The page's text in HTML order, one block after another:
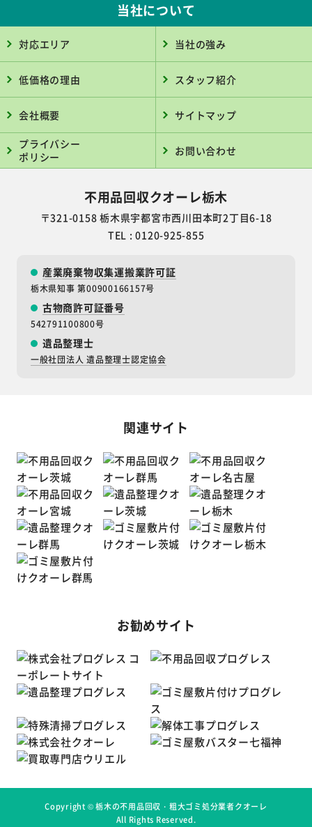
当社について
対応エリア 当社の強み
低価格の理由 スタッフ紹介
会社概要 サイトマップ
プライバシー
ポリシー
お問い合わせ
不用品回収クオーレ栃木
〒321-0158 栃木県宇都宮市西川田本町2丁目6-18
TEL : 0120-925-855
産業廃棄物収集運搬業許可証
栃木県知事 第00900166157号
古物商許可証番号
542791100800号
遺品整理士
一般社団法人 遺品整理士認定協会
関連サイト
お勧めサイト
Copyright ©栃木の不用品回収・粗大ゴミ処分業者クオーレ
All Rights Reserved.